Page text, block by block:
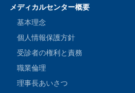
メディカルセンター概要
基本理念
個人情報保護方針
受診者の権利と責務
職業倫理
理事長あいさつ